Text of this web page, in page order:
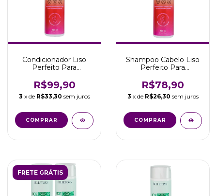
Condicionador Liso
Perfeito Para
Belletonn
R$99,90
3 x de R$33,30 sem juros
Shampoo Cabelo Liso
Perfeito Para
Belletonn
R$78,90
3 x de R$26,30 sem juros
FRETE GRÁTIS